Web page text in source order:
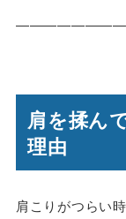
肩を揉ん
理由
肩こりがつらい